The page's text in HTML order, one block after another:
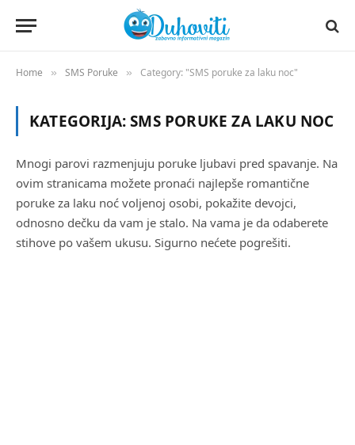
Home » SMS Poruke » Category: "SMS poruke za laku noc"
KATEGORIJA:SMS PORUKE ZA LAKU NOC
Mnogi parovi razmenjuju poruke ljubavi pred spavanje. Na
ovim stranicama možete pronaći najlepše romantične
poruke za laku noć voljenoj osobi, pokažite devojci,
odnosno dečku da vam je stalo. Na vama je da odaberete
stihove po vašem ukusu. Sigurno nećete pogrešiti.